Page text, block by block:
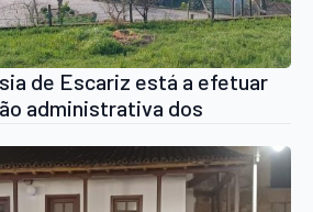
de Escariz está a efetuar
administrativa dos